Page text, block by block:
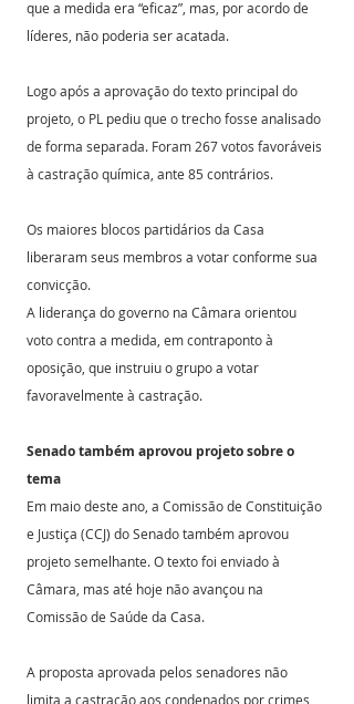
que a medida era “eficaz”, mas, por acordo de
líderes, não poderia ser acatada.
Logo após a aprovação do texto principal do
projeto, o PL pediu que o trecho fosse analisado
de forma separada. Foram 267 votos favoráveis
à castração química, ante 85 contrários.
Os maiores blocos partidários da Casa
liberaram seus membros a votar conforme sua
convicção.
A liderança do governo na Câmara orientou
voto contra a medida, em contraponto à
oposição, que instruiu o grupo a votar
favoravelmente à castração.
Senado também aprovou projeto sobre o
tema
Em maio deste ano, a Comissão de Constituição
e Justiça (CCJ) do Senado também aprovou
projeto semelhante. O texto foi enviado à
Câmara, mas até hoje não avançou na
Comissão de Saúde da Casa.
A proposta aprovada pelos senadores não
limita a castração aos condenados por crimes